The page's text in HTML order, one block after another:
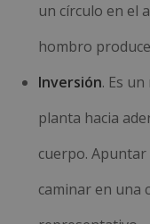
un círculo en el
hombro
Inversión. Es
planta hacia
cuerpo.
caminar en una